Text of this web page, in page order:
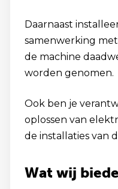
Daarnaast
samenwerking
de machine
worden genomen.
Ook ben je
oplossen van
de installaties van
Wat wij